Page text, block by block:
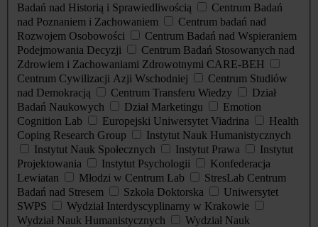
Badań nad Historią i Sprawiedliwością
Centrum Badań
nad Poznaniem i Zachowaniem
Centrum badań nad
Rozwojem Osobowości
Centrum Badań nad Wspieraniem
Podejmowania Decyzji
Centrum Badań Stosowanych nad
Zdrowiem i Zachowaniami Zdrowotnymi CARE-BEH
Centrum Cywilizacji Azji Wschodniej
Centrum Studiów
nad Demokracją
Centrum Transferu Wiedzy
Dział
Badań Naukowych
Dział Marketingu
Emotion
Cognition Lab
Europejski Uniwersytet Viadrina
Health
Coping Research Group
Instytut Nauk Humanistycznych
Instytut Nauk Społecznych
Instytut Prawa
Instytut
Projektowania
Instytut Psychologii
Konfederacja
Lewiatan
Młodzi w Centrum Lab
StresLab Centrum
Badań nad Stresem
Szkoła Doktorska
Uniwersytet
SWPS
Wydział Interdyscyplinarny w Krakowie
Wydział Nauk Humanistycznych
Wydział Nauk